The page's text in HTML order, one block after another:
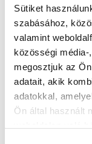
Sütiket
szabásához,
valamint
közösségi
megosztjuk az
adatait, akik
adatokkal,
Ön által használt
További